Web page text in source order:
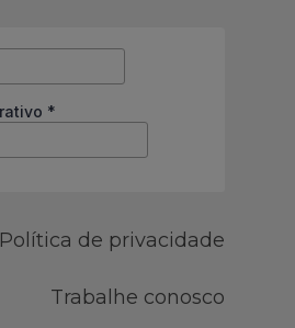
Política de privacidade
Trabalhe conosco